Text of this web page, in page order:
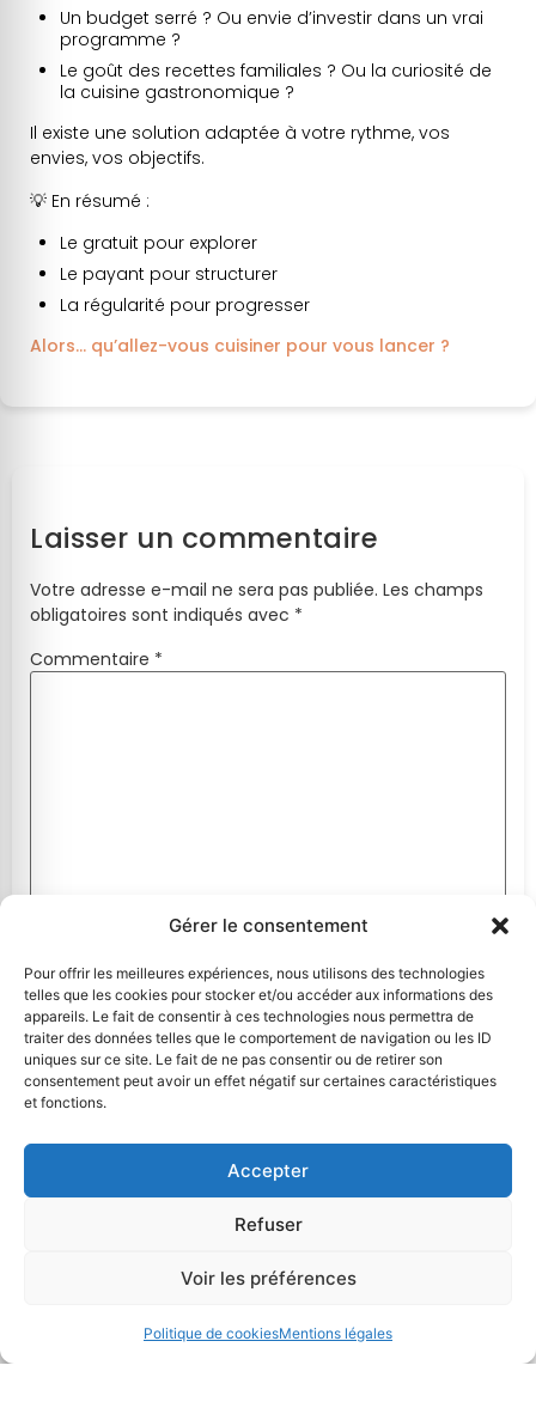
Gérer le consentement
Pour offrir les meilleures expériences, nous utilisons des technologies
telles que les cookies pour stocker et/ou accéder aux informations des
appareils. Le fait de consentir à ces technologies nous permettra de
traiter des données telles que le comportement de navigation ou les ID
uniques sur ce site. Le fait de ne pas consentir ou de retirer son
consentement peut avoir un effet négatif sur certaines caractéristiques
et fonctions.
Accepter
Refuser
Voir les préférences
Politique de cookiesMentions légales
Un budget serré ? Ou envie d’investir dans un vrai
programme ?
Le goût des recettes familiales ? Ou la curiosité de
la cuisine gastronomique ?
Il existe une solution adaptée à votre rythme, vos
envies, vos objectifs.
💡 En résumé :
Le gratuit pour explorer
Le payant pour structurer
La régularité pour progresser
Alors… qu’allez-vous cuisiner pour vous lancer ?
Laisser un commentaire
Votre adresse e-mail ne sera pas publiée. Les champs
obligatoires sont indiqués avec *
Commentaire *
E-mail*
Site web
Nos dernières publications